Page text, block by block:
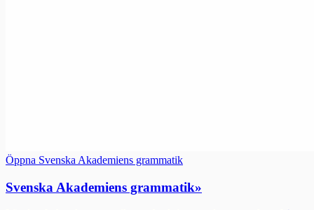
Öppna Svenska Akademiens grammatik
Svenska Akademiens grammatik»